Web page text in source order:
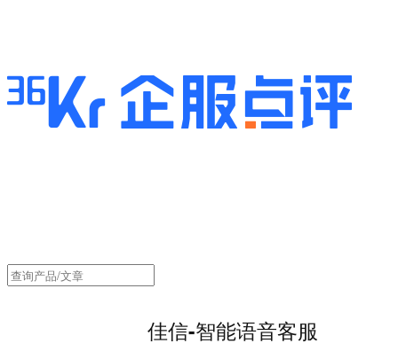
佳信-智能语音客服